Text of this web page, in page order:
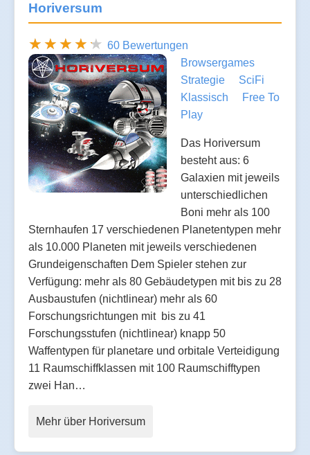
Horiversum
60 Bewertungen
Browsergames
Strategie
SciFi
Klassisch
Free To
Play
Das Horiversum
besteht aus: 6
Galaxien mit jeweils
unterschiedlichen
Boni mehr als 100
Sternhaufen 17 verschiedenen Planetentypen mehr
als 10.000 Planeten mit jeweils verschiedenen
Grundeigenschaften Dem Spieler stehen zur
Verfügung: mehr als 80 Gebäudetypen mit bis zu 28
Ausbaustufen (nichtlinear) mehr als 60
Forschungsrichtungen mit bis zu 41
Forschungsstufen (nichtlinear) knapp 50
Waffentypen für planetare und orbitale Verteidigung
11 Raumschiffklassen mit 100 Raumschifftypen
zwei Han…
Mehr über Horiversum